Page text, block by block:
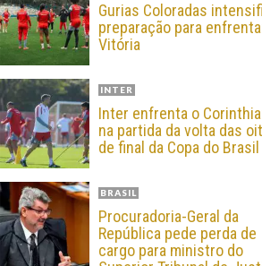
Gurias Coloradas
preparação para
Vitória
INTER
Inter enfrenta o
na partida da volta das
de final da Copa do Brasil
BRASIL
Procuradoria-Geral da
República pede perda de
cargo para ministro do